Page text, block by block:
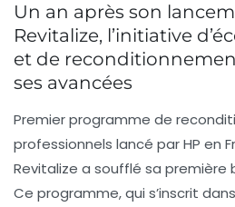
Un an après son
Revitalize, l’initiative
et de
ses avancées
Premier programme de
professionnels lancé par HP en
Revitalize a soufflé sa première
Ce programme, qui s’inscrit